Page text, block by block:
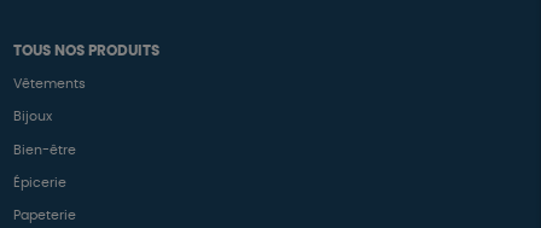
TOUS NOS PRODUITS
Vêtements
Bijoux
Bien-être
Épicerie
Papeterie